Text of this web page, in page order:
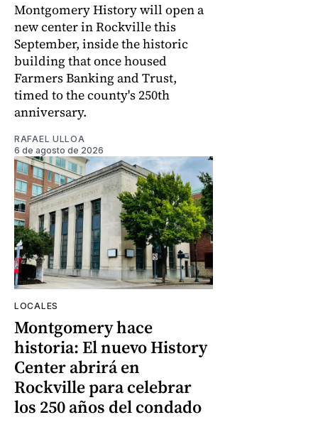
Montgomery History will open a
new center in Rockville this
September, inside the historic
building that once housed
Farmers Banking and Trust,
timed to the county's 250th
anniversary.
RAFAEL ULLOA
6 de agosto de 2026
LOCALES
Montgomery hace
historia: El nuevo History
Center abrirá en
Rockville para celebrar
los 250 años del condado